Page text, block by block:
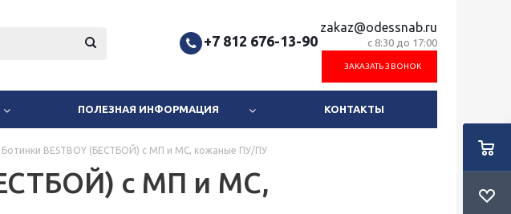
+7 812 676-13-90
zakaz@odessnab.ru
с 8:30 до 17:00
ЗАКАЗАТЬ ЗВОНОК
ПОЛЕЗНАЯ ИНФОРМАЦИЯ КОНТАКТЫ
Ботинки BESTBOY (БЕСТБОЙ) с МП и МС, кожаные ПУ/ПУ
с МП и МС,